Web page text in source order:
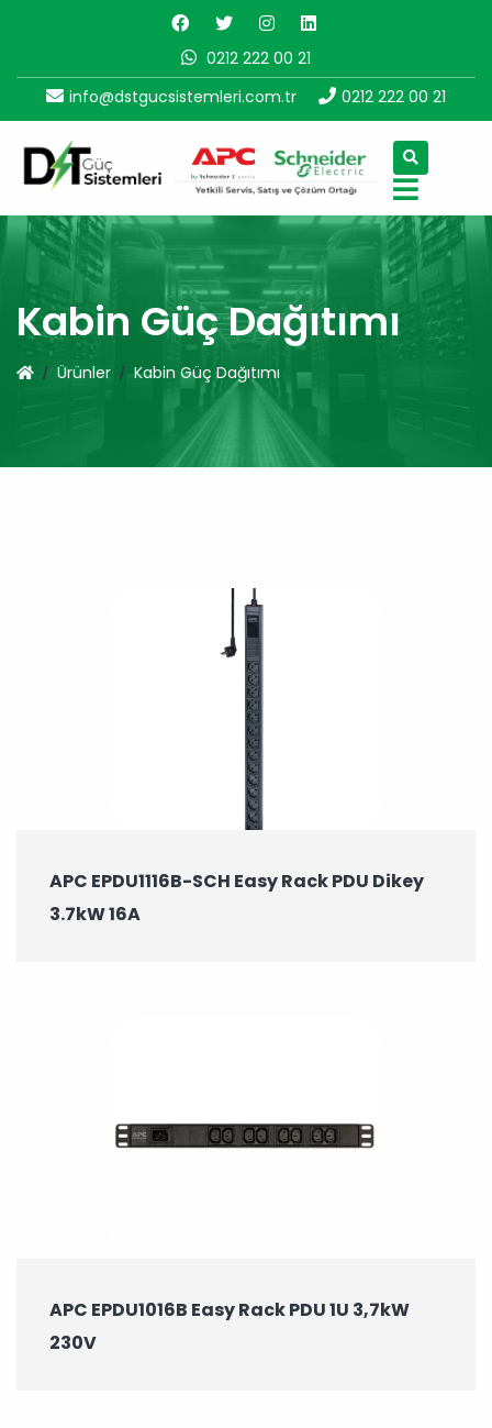
0212 222 00 21
info@dstgucsistemleri.com.tr
0212 222 00 21
Kabin Güç Dağıtımı
Ürünler Kabin Güç Dağıtımı
APC EPDU1116B-SCH Easy Rack PDU Dikey
3.7kW 16A
APC EPDU1016B Easy Rack PDU 1U 3,7kW
230V